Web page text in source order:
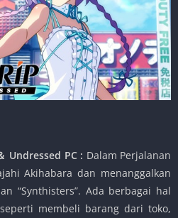
Undressed PC : Dalam Perjalanan
Akihabara dan menanggalkan
“Synthisters”. Ada berbagai hal
membeli barang dari toko,